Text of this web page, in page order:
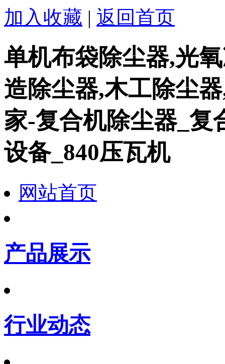
加入收藏 | 返回首页
单机布袋除尘器,光
造除尘器,木工除尘
家-复合机除尘器_复
设备_840压瓦机
网站首页
产品展示
行业动态